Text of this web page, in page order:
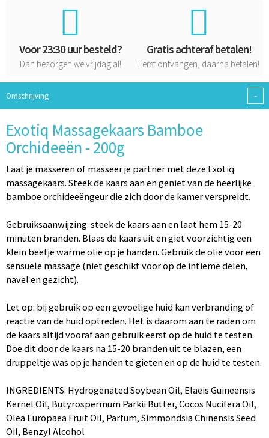
Voor 23:30 uur besteld?
Dan bezorgen we vrijdag al!
Gratis achteraf betalen!
Eerst ontvangen, daarna betalen!
Omschrijving -
Exotiq Massagekaars Bamboe
Orchideeën - 200g
Laat je masseren of masseer je partner met deze Exotiq
massagekaars. Steek de kaars aan en geniet van de heerlijke
bamboe orchideeëngeur die zich door de kamer verspreidt.
Gebruiksaanwijzing: steek de kaars aan en laat hem 15-20
minuten branden. Blaas de kaars uit en giet voorzichtig een
klein beetje warme olie op je handen. Gebruik de olie voor een
sensuele massage (niet geschikt voor op de intieme delen,
navel en gezicht).
Let op: bij gebruik op een gevoelige huid kan verbranding of
reactie van de huid optreden. Het is daarom aan te raden om
de kaars altijd vooraf aan gebruik eerst op de huid te testen.
Doe dit door de kaars na 15-20 branden uit te blazen, een
druppeltje was op je handen te gieten en op de huid te testen.
INGREDIENTS: Hydrogenated Soybean Oil, Elaeis Guineensis
Kernel Oil, Butyrospermum Parkii Butter, Cocos Nucifera Oil,
Olea Europaea Fruit Oil, Parfum, Simmondsia Chinensis Seed
Oil, Benzyl Alcohol